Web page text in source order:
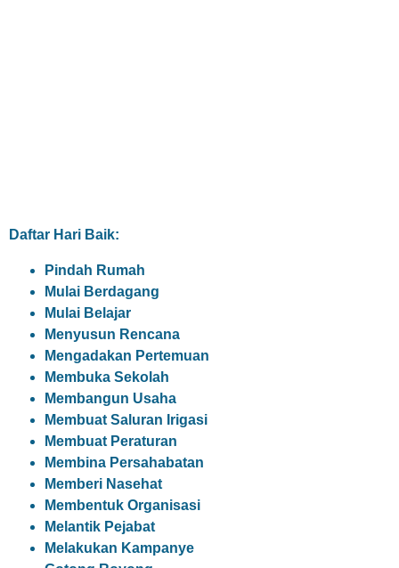
Daftar Hari Baik:
Pindah Rumah
Mulai Berdagang
Mulai Belajar
Menyusun Rencana
Mengadakan Pertemuan
Membuka Sekolah
Membangun Usaha
Membuat Saluran Irigasi
Membuat Peraturan
Membina Persahabatan
Memberi Nasehat
Membentuk Organisasi
Melantik Pejabat
Melakukan Kampanye